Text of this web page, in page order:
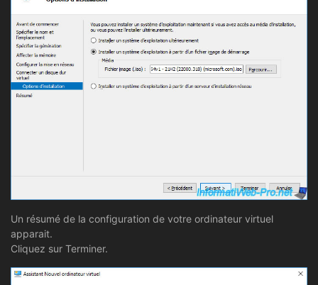
Un résumé de la configuration de votre ordinateur virtuel
apparait.
Cliquez sur Terminer.